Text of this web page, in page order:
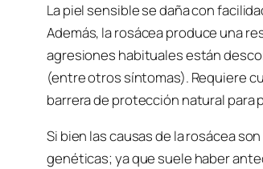
La piel sensible se daña con
Además, la rosácea produce una
agresiones habituales están
(entre otros síntomas). Requiere
barrera de protección natural
Si bien las causas de la rosácea
genéticas; ya que suele haber